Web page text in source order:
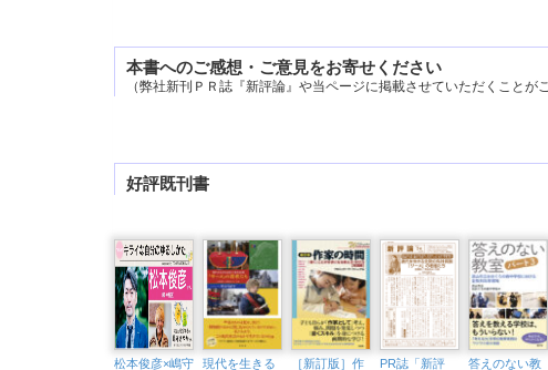
本書へのご感想・ご意見をお寄せください
（弊社新刊ＰＲ誌『新評論』や当ページに掲載させていただくことが
好評既刊書
松本俊彦×嶋守
現代を生きる
［新訂版］作
PR誌「新評
答えのない教